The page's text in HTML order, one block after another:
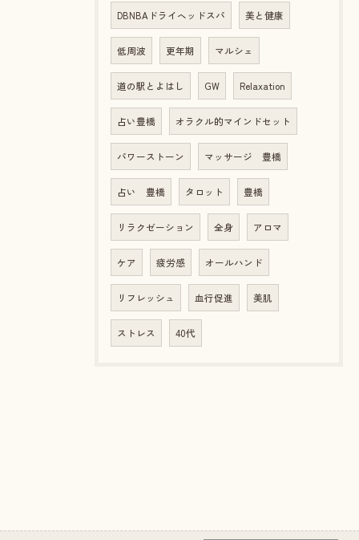
DBNBAドライヘッドスパ 美と健康
低周波 更年期 マルシェ
道の駅とよはし GW Relaxation
占い豊橋 オラクル的マインドセット
パワーストーン マッサージ 豊橋
占い 豊橋 タロット 豊橋
リラクゼーション 全身 アロマ
ケア 疲労感 オールハンド
リフレッシュ 血行促進 美肌
ストレス 40代